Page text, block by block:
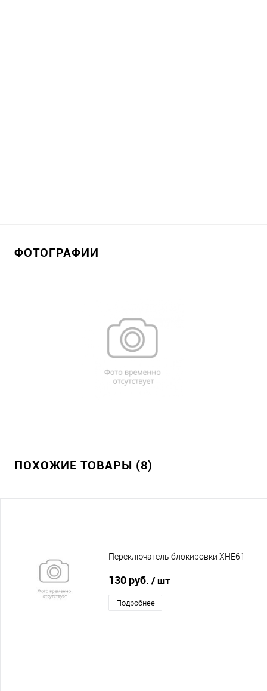
ФОТОГРАФИИ
ПОХОЖИЕ ТОВАРЫ (8)
Переключатель блокировки XHE61
130 руб. / шт
Подробнее